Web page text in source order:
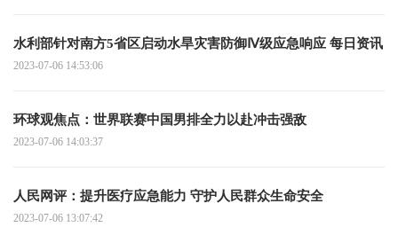
水利部针对南方5省区启动水旱灾害防御Ⅳ级应急响应 每日资讯
2023-07-06 14:53:06
环球观焦点：世界联赛中国男排全力以赴冲击强敌
2023-07-06 14:03:37
人民网评：提升医疗应急能力 守护人民群众生命安全
2023-07-06 13:07:42